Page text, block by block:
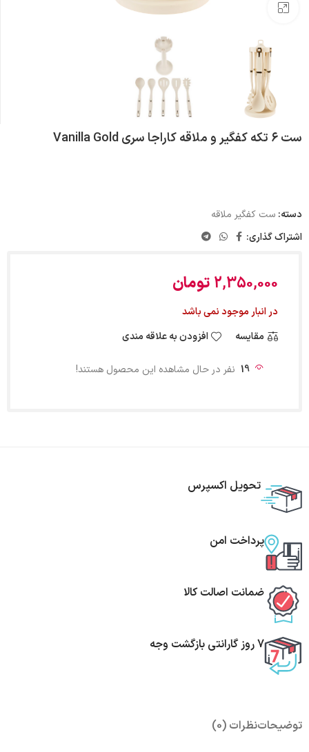
ست ۶ تکه کفگیر و ملاقه کاراجا سری Vanilla Gold
دسته: ست کفگیر ملاقه
اشتراک گذاری:
2,350,000 تومان
در انبار موجود نمی باشد
مقایسه
افزودن به علاقه مندی
19 نفر در حال مشاهده این محصول هستند!
تحویل اکسپرس
پرداخت امن
ضمانت اصالت کالا
7 روز گارانتی بازگشت وجه
توضیحاتنظرات (0)